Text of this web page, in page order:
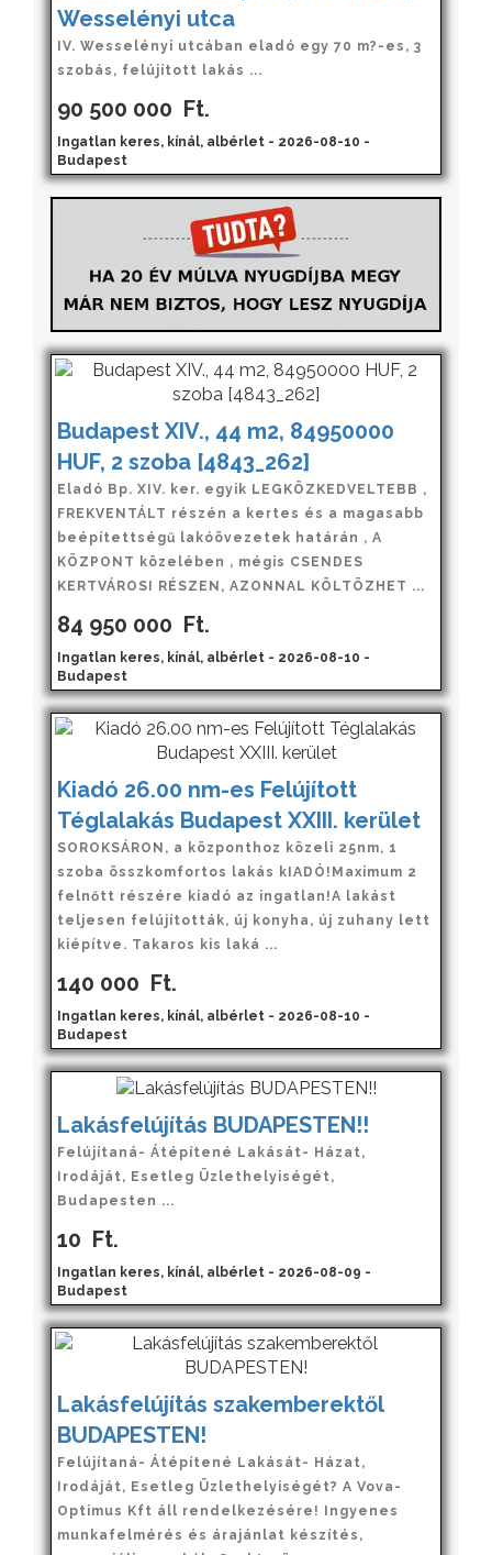
Wesselényi utca
IV. Wesselényi utcában eladó egy 70 m?-es, 3
szobás, felújított lakás ...
90 500 000 Ft.
Ingatlan keres, kínál, albérlet - 2026-08-10 -
Budapest
Budapest XIV., 44 m2, 84950000
HUF, 2 szoba [4843_262]
Eladó Bp. XIV. ker. egyik LEGKÖZKEDVELTEBB ,
FREKVENTÁLT részén a kertes és a magasabb
beépítettségű lakóövezetek határán , A
KÖZPONT közelében , mégis CSENDES
KERTVÁROSI RÉSZEN, AZONNAL KÖLTÖZHET ...
84 950 000 Ft.
Ingatlan keres, kínál, albérlet - 2026-08-10 -
Budapest
Kiadó 26.00 nm-es Felújított
Téglalakás Budapest XXIII. kerület
SOROKSÁRON, a központhoz közeli 25nm, 1
szoba összkomfortos lakás kIADÓ!Maximum 2
felnőtt részére kiadó az ingatlan!A lakást
teljesen felújították, új konyha, új zuhany lett
kiépítve. Takaros kis laká ...
140 000 Ft.
Ingatlan keres, kínál, albérlet - 2026-08-10 -
Budapest
Lakásfelújítás BUDAPESTEN!!
Felújítaná- Átépítené Lakását- Házat,
Irodáját, Esetleg Üzlethelyiségét,
Budapesten ...
10 Ft.
Ingatlan keres, kínál, albérlet - 2026-08-09 -
Budapest
Lakásfelújítás szakemberektől
BUDAPESTEN!
Felújítaná- Átépítené Lakását- Házat,
Irodáját, Esetleg Üzlethelyiségét? A Vova-
Optimus Kft áll rendelkezésére! Ingyenes
munkafelmérés és árajánlat készítés,